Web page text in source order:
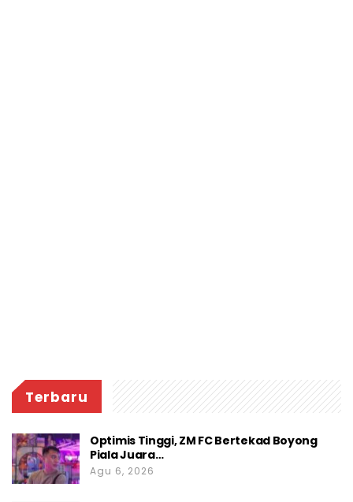
Terbaru
Optimis Tinggi, ZM FC Bertekad Boyong
Piala Juara…
Agu 6, 2026